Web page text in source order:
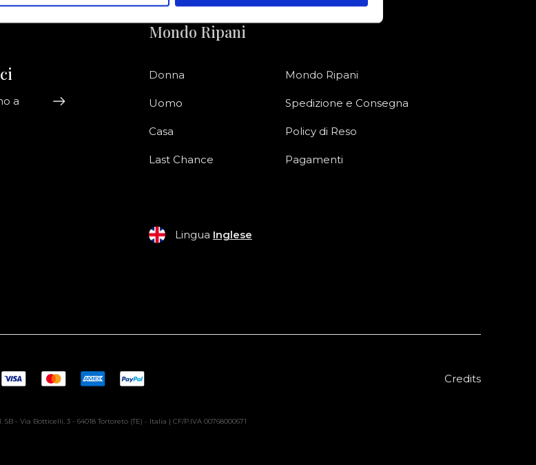
a
Mondo Ripani
Donna
Uomo
Casa
Last Chance
Mondo Ripani
Spedizione e Consegna
Policy di Reso
Pagamenti
Lingua Inglese
Credits
- Via Botticelli, 3 - 64018 Tortoreto (TE) - Italia | CF/P.IVA 00768000671